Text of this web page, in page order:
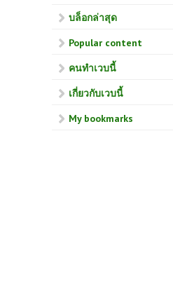
บล็อกล่าสุด
Popular content
คนทำเวบนี้
เกี่ยวกับเวบนี้
My bookmarks